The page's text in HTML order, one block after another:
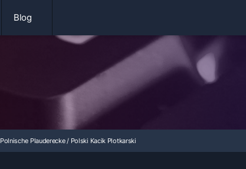
Blog
Polnische Plauderecke / Polski Kacik Plotkarski